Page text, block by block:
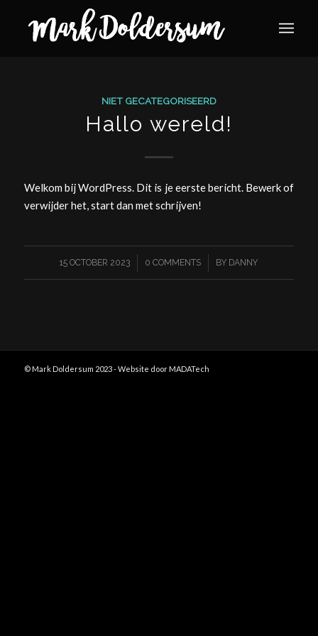
NIET GECATEGORISEERD
Hallo wereld!
Welkom bij WordPress. Dit is je eerste bericht. Bewerk of
verwijder het, start dan met schrijven!
15 OCTOBER 2023
/ 0 COMMENTS
/ BY DANNY
© Mark Doldersum 2023 - Website door MADATech